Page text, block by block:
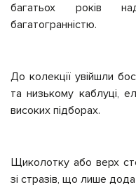
багатьох років
багатогранністю.
До колекції увійшли
та низькому каблуці,
високих підборах.
Щиколотку або верх
зі стразів, що лише